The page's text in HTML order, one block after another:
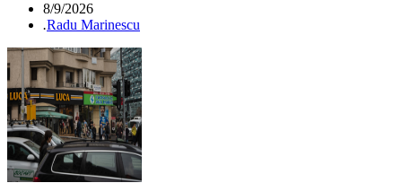
8/9/2026
.Radu Marinescu